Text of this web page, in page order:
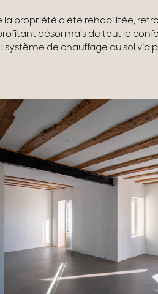
la propriété a été réhabilitée,
désormais de tout le
de chauffage au sol via